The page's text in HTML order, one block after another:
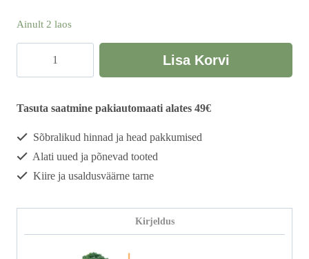
Ainult 2 laos
kogus
Lisa Korvi
Tasuta saatmine pakiautomaati alates 49€
Sõbralikud hinnad ja head pakkumised
Alati uued ja põnevad tooted
Kiire ja usaldusväärne tarne
Kirjeldus